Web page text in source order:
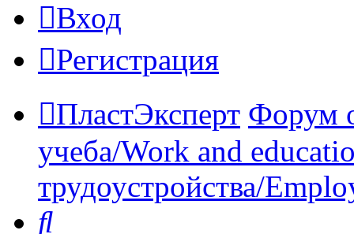
Вход
Регистрация
ПластЭксперт Форум
учеба/Work and
трудоустройства/